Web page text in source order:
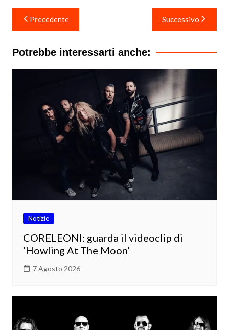
Navigazione
articoli
Precedente Successivo
Potrebbe interessarti anche:
Notizie
CORELEONI: guarda il videoclip di
‘Howling At The Moon’
7 Agosto 2026